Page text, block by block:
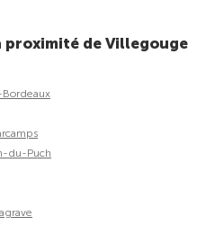
proximité de Villegouge
Bordeaux
du-Puch